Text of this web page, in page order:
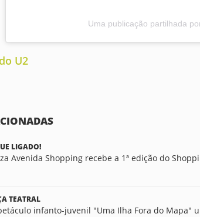
Uma publicação partilhada
U2
LIGADO!
Avenida Shopping recebe a 1ª edição do
TEATRAL
infanto-juvenil "Uma Ilha Fora do Mapa"